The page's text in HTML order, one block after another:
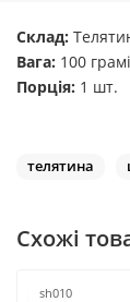
Склад:
Вага: 100
Порція: 1 шт.
телятина
Схожі
sh010